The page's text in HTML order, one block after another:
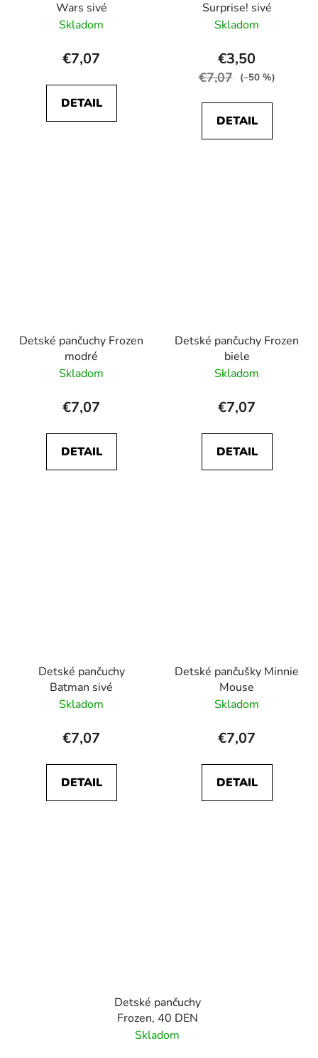
Wars sivé
Skladom
€7,07
DETAIL
Surprise! sivé
Skladom
€3,50
€7,07 (–50 %)
DETAIL
Detské pančuchy Frozen
modré
Skladom
€7,07
DETAIL
Detské pančuchy Frozen
biele
Skladom
€7,07
DETAIL
Detské pančuchy
Batman sivé
Skladom
€7,07
DETAIL
Detské pančušky Minnie
Mouse
Skladom
€7,07
DETAIL
Detské pančuchy
Frozen, 40 DEN
Skladom